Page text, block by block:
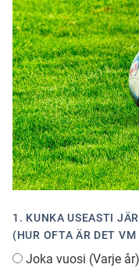
Davvisámegiella
Bidumsámegiella
Kaale (Romska)
Resanderomani
1. KUNKA USEASTI
(HUR OFTA ÄR DET
Joka vuosi (Varje år)